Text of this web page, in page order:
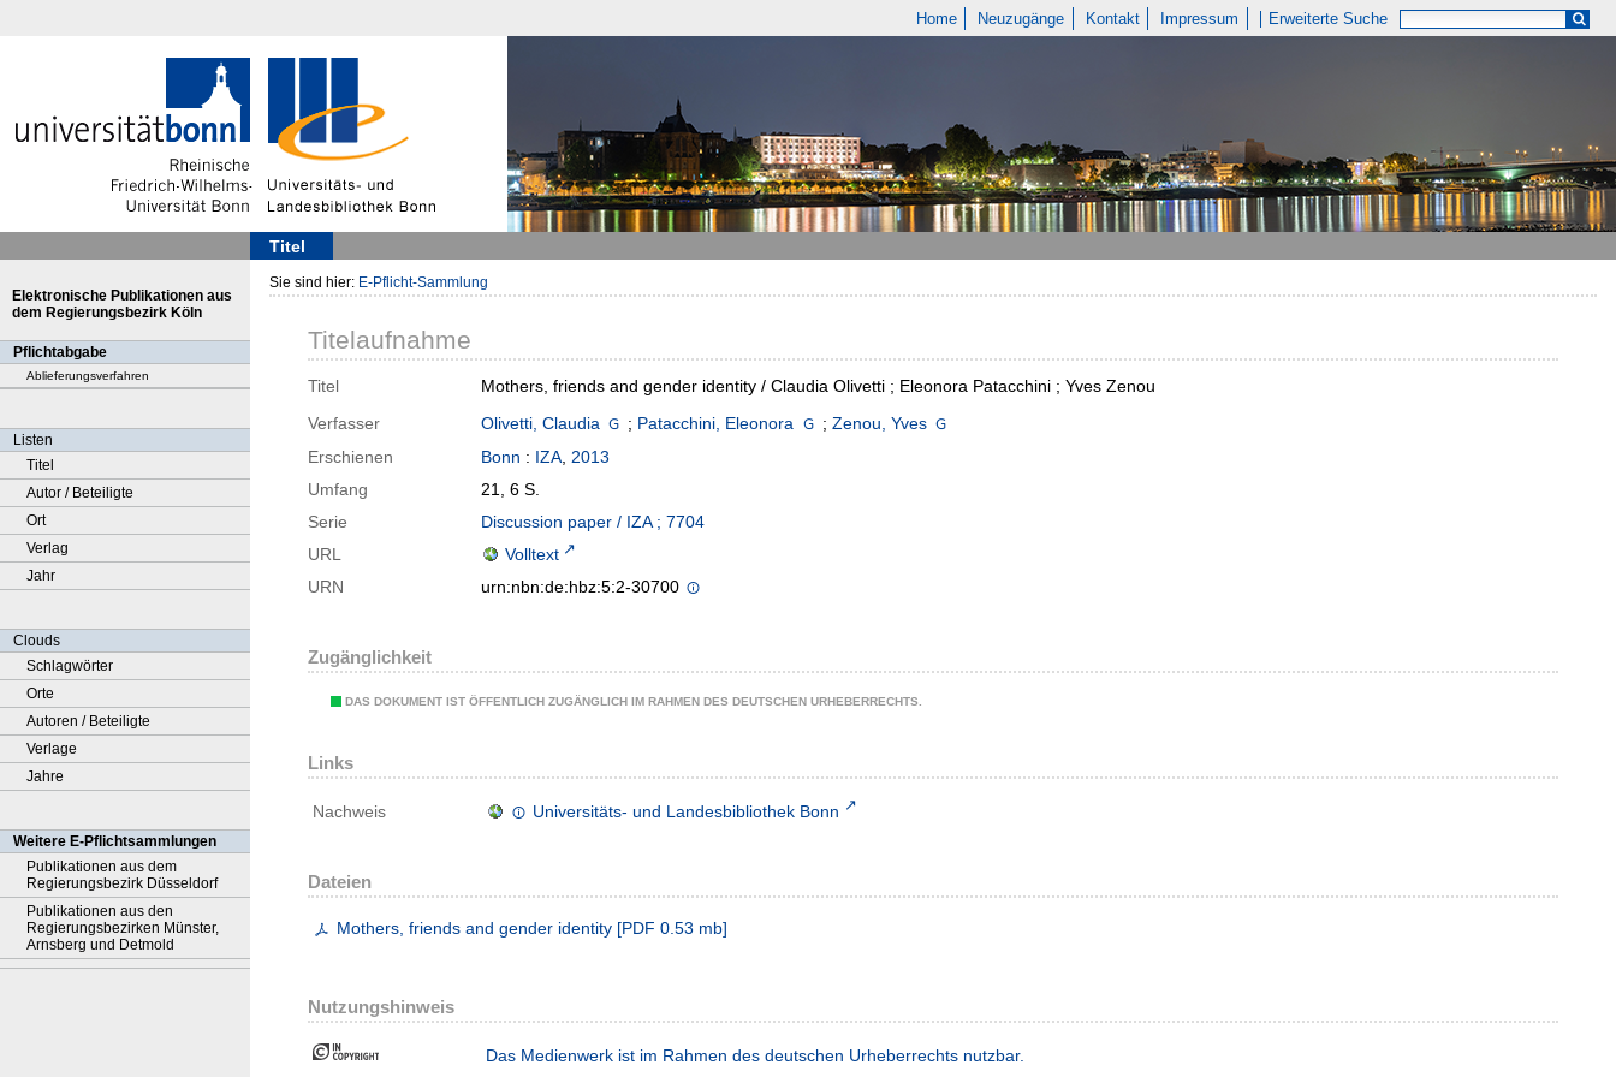
Home Neuzugänge Kontakt Impressum Erweiterte Suche
Titel
Elektronische Publikationen aus
dem Regierungsbezirk Köln
Pflichtabgabe
Ablieferungsverfahren
Listen
Titel
Autor / Beteiligte
Ort
Verlag
Jahr
Clouds
Schlagwörter
Orte
Autoren / Beteiligte
Verlage
Jahre
Weitere E-Pflichtsammlungen
Publikationen aus dem
Regierungsbezirk Düsseldorf
Publikationen aus den
Regierungsbezirken Münster,
Arnsberg und Detmold
Sie sind hier: E-Pflicht-Sammlung
Titelaufnahme
Titel
Mothers, friends and gender identity / Claudia Olivetti ; Eleonora Patacchini ; Yves Zenou
Verfasser
Olivetti, Claudia ; Patacchini, Eleonora ; Zenou, Yves
Erschienen
Bonn : IZA, 2013
Umfang
21, 6 S.
Serie
Discussion paper / IZA ; 7704
URL
Volltext
URN
urn:nbn:de:hbz:5:2-30700
Zugänglichkeit
DAS DOKUMENT IST ÖFFENTLICH ZUGÄNGLICH IM RAHMEN DES DEUTSCHEN URHEBERRECHTS.
Links
Nachweis Universitäts- und Landesbibliothek Bonn
Dateien
Mothers, friends and gender identity [PDF 0.53 mb]
Nutzungshinweis
Das Medienwerk ist im Rahmen des deutschen Urheberrechts nutzbar.